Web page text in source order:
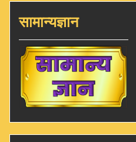
सामान्यज्ञान